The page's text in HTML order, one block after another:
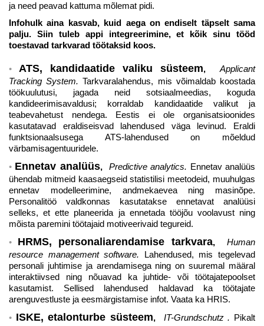
ja need peavad kattuma mõlemat pidi.
Infohulk aina kasvab, kuid aega on endiselt täpselt sama
palju. Siin tuleb appi integreerimine, et kõik sinu tööd
toestavad tarkvarad töötaksid koos.
ATS, kandidaatide valiku süsteem, Applicant
Tracking System.Tarkvaralahendus, mis võimaldab koostada
töökuulutusi, jagada neid sotsiaalmeedias, koguda
kandideerimisavaldusi; korraldab kandidaatide valikut ja
teabevahetust nendega. Eestis ei ole organisatsioonides
kasutatavad eraldiseisvad lahendused väga levinud. Eraldi
funktsionaalsusega ATS-lahendused on mõeldud
värbamisagentuuridele.
Ennetav analüüs, Predictive analytics. Ennetav analüüs
ühendab mitmeid kaasaegseid statistilisi meetodeid, muuhulgas
ennetav modelleerimine, andmekaevea ning masinõpe.
Personalitöö valdkonnas kasutatakse ennetavat analüüsi
selleks, et ette planeerida ja ennetada tööjõu voolavust ning
mõista paremini töötajaid motiveerivaid tegureid.
HRMS, personaliarendamise tarkvara,Human
resource management software. Lahendused, mis tegelevad
personali juhtimise ja arendamisega ning on suuremal määral
interaktiivsed ning nõuavad ka juhtide- või töötajatepoolset
kasutamist. Sellised lahendused haldavad ka töötajate
arenguvestluste ja eesmärgistamise infot. Vaata ka HRIS.
ISKE, etalonturbe süsteem, IT-Grundschutz . Pikalt